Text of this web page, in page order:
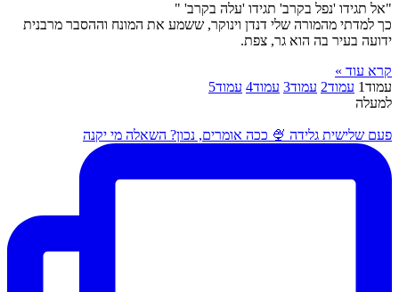
"אל תגידו 'נפל בקרב' תגידו 'עלה בקרב' "
כך למדתי מהמורה שלי דנדן וינוקר, ששמע את המונח וההסבר מרבנית
ידועה בעיר בה הוא גר, צפת.
קרא עוד »
עמוד1 עמוד2 עמוד3 עמוד4 עמוד5
למעלה
פעם שלישית גלידה 🍨 ככה אומרים, נכון? השאלה מי יקנה